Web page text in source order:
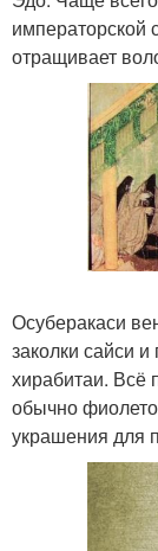
императорской
отращивает
Осуберакаси
заколки сайси
хирабитаи.
обычно
украшения для